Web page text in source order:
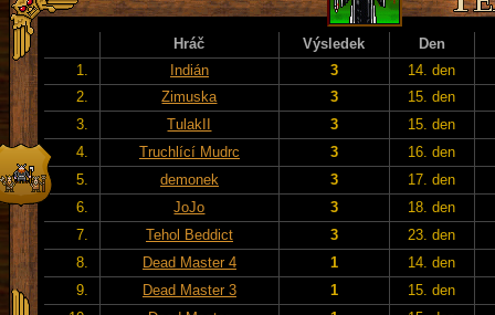
Hráč Výsledek
Den
1.
Indián 3
14. den
2.
Zimuska 3
15. den
3.
TulakII 3
15. den
4.
Truchlící Mudrc 3
16. den
5.
demonek 3
17. den
6.
JoJo 3
18. den
7.
Tehol Beddict 3
23. den
8.
Dead Master 4 1
14. den
9.
Dead Master 3 1
15. den